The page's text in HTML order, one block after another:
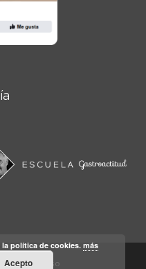
de Uso
la política de cookies.más
Acepto